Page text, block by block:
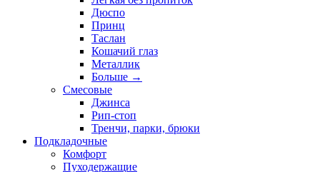
Дюспо
Принц
Таслан
Кошачий глаз
Металлик
Больше →
Смесовые
Джинса
Рип-стоп
Тренчи, парки, брюки
Подкладочные
Комфорт
Пуходержащие